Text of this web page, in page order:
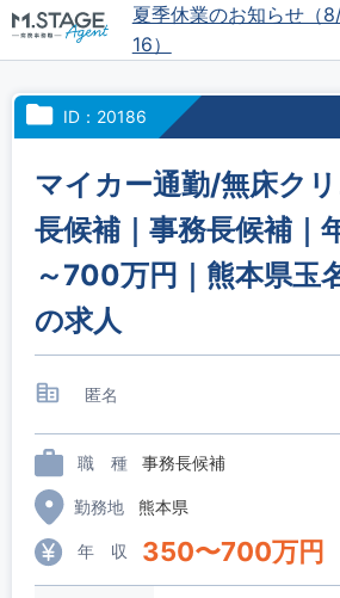
夏季休業のお知らせ（
16）
ID：20186
マイカー通勤/無床ク
長候補｜事務長候補｜
～700万円｜熊本県玉
の求人
匿名
職 種 事務長候補
勤務地 熊本県
年 収 350〜700万円